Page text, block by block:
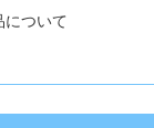
について